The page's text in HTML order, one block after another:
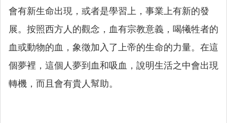
會有新生命出現，或者是學習上，事業上有新的發
展。按照西方人的觀念，血有宗教意義，喝犧牲者的
血或動物的血，象徵加入了上帝的生命的力量。在這
個夢裡，這個人夢到血和吸血，說明生活之中會出現
轉機，而且會有貴人幫助。